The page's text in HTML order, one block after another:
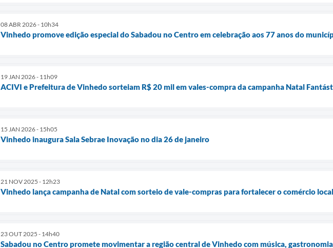
08 ABR 2026 - 10h34
Vinhedo promove edição especial do Sabadou no Centro em celebração aos 77 anos do
19 JAN 2026 - 11h09
ACIVI e Prefeitura de Vinhedo sorteiam R$ 20 mil em vales-compra da campanha Natal
15 JAN 2026 - 15h05
Vinhedo inaugura Sala Sebrae Inovação no dia 26 de janeiro
21 NOV 2025 - 12h23
Vinhedo lança campanha de Natal com sorteio de vale-compras para fortalecer o comércio local
23 OUT 2025 - 14h40
Sabadou no Centro promete movimentar a região central de Vinhedo com música,